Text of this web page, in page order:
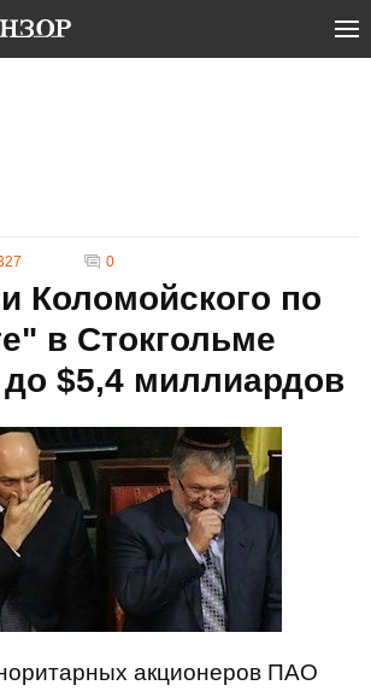
0
Коломойского по
в Стокгольме
$5,4 миллиардов
акционеров ПАО